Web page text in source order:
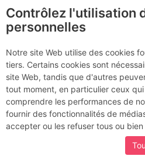
Spitzhorli :
depuis le col
Jeudi 6 avril 2017
Contrôlez l'utilisation
personnelles
Notre site Web utilise des cookies
tiers. Certains cookies sont
site Web, tandis que d'autres
tout moment, en particulier ceux
comprendre les performances de
fournir des fonctionnalités de
accepter ou les refuser tous ou bien